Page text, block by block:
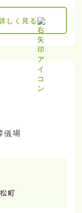
しく見る
町